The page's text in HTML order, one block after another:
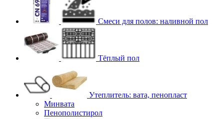
Смеси для полов: наливной пол
Тёплый пол
Утеплитель: вата, пенопласт
Минвата
Пенополистирол